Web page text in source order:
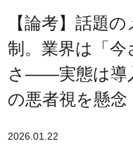
【論考】話題
制。業界は「
さ――実態は導
の悪者視を懸念
2026.01.22